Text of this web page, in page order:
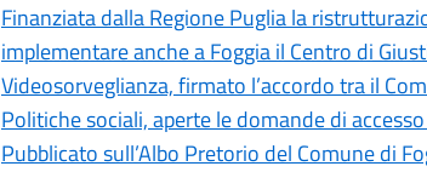
Finanziata dalla Regione Puglia la
implementare anche a Foggia il Centro di
Videosorveglianza, firmato l’accordo tra il
Politiche sociali, aperte le domande di
Pubblicato sull’Albo Pretorio del Comune di